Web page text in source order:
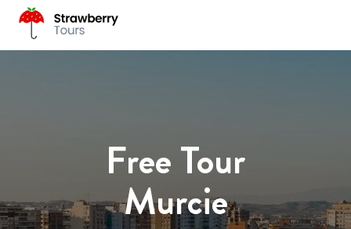
Free Tour
Murcie